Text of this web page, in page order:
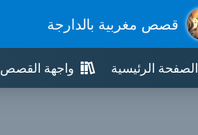
قصص مغربية بالدارجة
الصفحة الرئيسية واجهة القصص